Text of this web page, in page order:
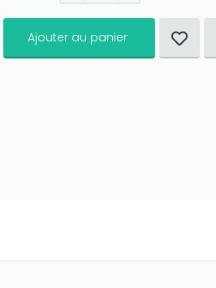
Ajouter au panier